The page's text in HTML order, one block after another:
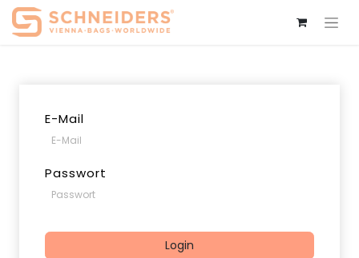
E-Mail
Passwort
Login